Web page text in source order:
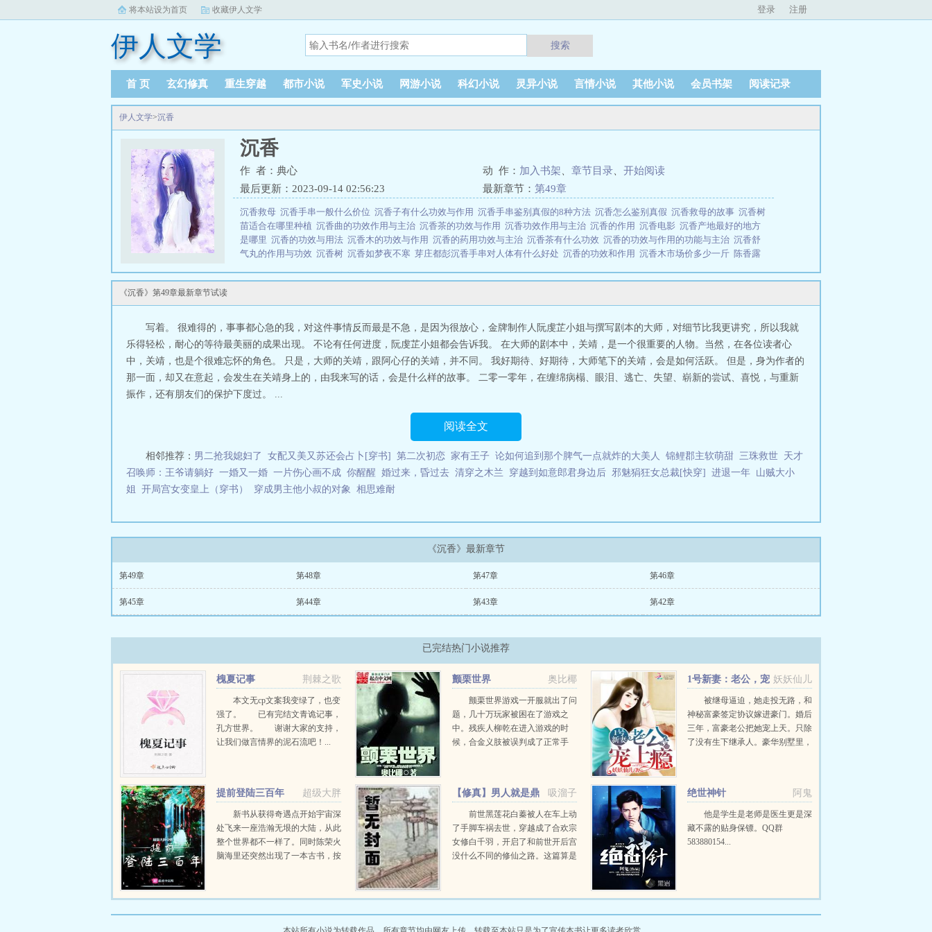
将本站设为首页 收藏伊人文学 登录 注册
伊人文学 搜索
首 页 玄幻修真 重生穿越 都市小说 军史小说 网游小说 科幻小说 灵异小说 言情小说 其他小说 会员书架 阅读记录
伊人文学>沉香
沉香
作 者：典心 动 作： 加入书架 章节目录
开始阅读
最后更新：2023-09-14 02:56:23
最新章节： 第49章
沉香救母 沉香手串一般什么价位 沉香子有什么功效与作用 沉香手串鉴别真假的8种方法 沉香怎么鉴别真假 沉香救母的故事 沉香树
苗适合在哪里种植 沉香曲的功效作用与主治 沉香茶的功效与作用 沉香功效作用与主治 沉香的作用 沉香电影 沉香产地最好的地方
是哪里 沉香的功效与用法 沉香木的功效与作用 沉香的药用功效与主治 沉香茶有什么功效 沉香的功效与作用的功能与主治 沉香舒
气丸的作用与功效 沉香树 沉香如梦夜不寒 芽庄都彭沉香手串对人体有什么好处 沉香的功效和作用 沉香木市场价多少一斤 陈香露
好沉香理气丸的功效和副作用沉香手串怎么盘玩保养方法沉香的真假鉴别方法沉香手串对人身体有什么好处沉香和沉香木有啥区
功效与作用沉香的功效作用沉香佛珠女人必看的沉香如屑电视剧免费观看完整版沉香香烟多少一包沉香曲的功效与主治沉香手
串的作用与功效沉香电影完整版播放沉香茶功效作用与主治 沉香手串有什么功效沉香木真假辨别4种简单方法沉香枕头有什么功
效与作用
沉香五行属什么 沉香化气片的功效和作用 沉香木的功效 沉香化气丸 沉香木 沉香化滞丸的功效与作用
沉香化滞丸的功效
和作用沉香的功效与作用沉香的功效与作用主要治什么病 沉香品牌口碑成消费者决策关键沉香和沉香木的区别沉香鉴定 沉香化
滞丸的功效 沉香树图片沉香烟多少一盒沉香的功效与作用佩戴禁忌沉香曲的功效与作用沉香由作者(典心)创作全本作品，该小说
情节跌宕起伏、扣人心弦是一本难得的情节与文笔俱佳的好书，919言情小说免费提供沉香全文无弹窗的纯文字在线阅读。沉香
《沉香》第49章最新章节试读
写着。 很难得的，事事都心急的我，对这件事情反而最是不急，是因为很放心，金牌制作人阮虔芷小姐与撰写剧本的大师，对细节比我更讲究，所以我就
乐得轻松，耐心的等待最美丽的成果出现。 不论有任何进度，阮虔芷小姐都会告诉我。 在大师的剧本中，关靖，是一个很重要的人物。当然，在各位读者心
中，关靖，也是个很难忘怀的角色。 只是，大师的关靖，跟阿心仔的关靖，并不同。 我好期待、好期待，大师笔下的关靖，会是如何活跃。 但是，身为作者的
那一面，却又在意起，会发生在关靖身上的，由我来写的话，会是什么样的故事。 二零一零年，在缠绵病榻、眼泪、逃亡、失望、崭新的尝试、喜悦，与重新
振作，还有朋友们的保护下度过。 ...
阅读全文
相邻推荐： 男二抢我媳妇了 女配又美又苏还会占卜[穿书] 第二次初恋 家有王子 论如何追到那个脾气一点就炸的大美人 锦鲤郡主软萌甜 三珠救世 天才
召唤师：王爷请躺好 一婚又一婚 一片伤心画不成 你醒醒 婚过来，昏过去 清穿之木兰 穿越到如意郎君身边后 邪魅狷狂女总裁[快穿] 进退一年 山贼大小
姐
开局宫女变皇上（穿书） 穿成男主他小叔的对象 相思难耐
《沉香》最新章节
第49章 第48章 第47章 第46章
第45章 第44章 第43章 第42章
已完结热门小说推荐
荆棘之歌
槐夏记事
本文无cp文案我变绿了，也变
强了。 已有完结文青诡记事，
孔方世界。 谢谢大家的支持，
让我们做言情界的泥石流吧！...
奥比椰
颤栗世界
颤栗世界游戏一开服就出了问
题，几十万玩家被困在了游戏之
中。残疾人柳乾在进入游戏的时
候，合金义肢被误判成了正常手
大的挂，柳乾当然想要好好玩下
妖妖仙儿
1号新妻：老公，宠
上瘾！被继母逼迫，她走投无路，和
神秘富豪签定协议嫁进豪门。婚后
三年，富豪老公把她宠上天。只除
了没有生下继承人。豪华别墅里，
报纸，一本正经地赞同小...
超级大胖
提前登陆三百年
新书从获得奇遇点开始宇宙深
处飞来一座浩瀚无垠的大陆，从此
整个世界都不一样了。同时陈荣火
脑海里还突然出现了一本古书，按
引下，在新界中，他的左手也变得
吸溜子
【修真】男人就是鼎
前世黑莲花白蓁被人在车上动
了手脚车祸去世，穿越成了合欢宗
女修白千羽，开启了和前世开后宫
没什么不同的修仙之路。这篇算是
收费，大家放心追，女主是自设的
阿鬼
绝世神针
他是学生是老师是医生更是深
藏不露的贴身保镖。QQ群
583880154...